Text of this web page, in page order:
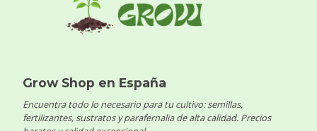
Grow Shop en España
Encuentra todo lo necesario para tu cultivo: semillas,
fertilizantes, sustratos y parafernalia de alta calidad. Precios